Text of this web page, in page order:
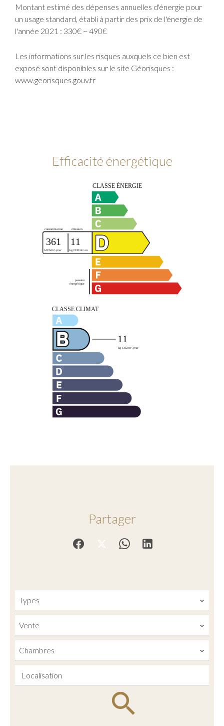
Montant estimé des dépenses annuelles d'énergie pour
un usage standard, établi à partir des prix de l'énergie de
l'année 2021 : 330€ ~ 490€
Les informations sur les risques auxquels ce bien est
exposé sont disponibles sur le site Géorisques :
www.georisques.gouv.fr
Efficacité énergétique
Partager
Types
Vente
Chambres
Localisation